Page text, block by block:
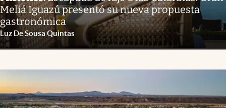
Meliá Iguazú presentó su nueva propuesta
gastronómica
Luz De Sousa Quintas